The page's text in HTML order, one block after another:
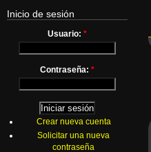
Inicio de sesión
Usuario: *
Contraseña: *
Crear nueva cuenta
Solicitar una nueva
contraseña